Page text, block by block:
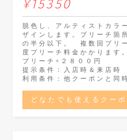
¥15350
脱色し、アルティストカラ
ザインします。ブリーチ箇
の半分以下。 複数回ブリ
度ブリーチ料金かかります
ブリーチ+２８００円
提示条件：入店時＆来店時
利用条件：他クーポンと同
どなたでも使えるクーポ